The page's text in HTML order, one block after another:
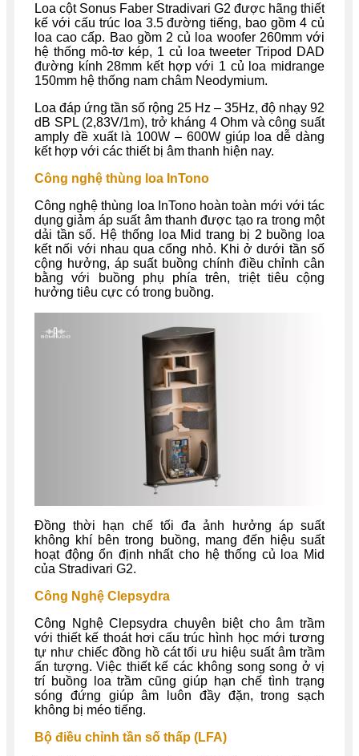
Loa cột Sonus Faber Stradivari G2 được hãng thiết
kế với cấu trúc loa 3.5 đường tiếng, bao gồm 4 củ
loa cao cấp. Bao gồm 2 củ loa woofer 260mm với
hệ thống mô-tơ kép, 1 củ loa tweeter Tripod DAD
đường kính 28mm kết hợp với 1 củ loa midrange
150mm hệ thống nam châm Neodymium.
Loa đáp ứng tần số rộng 25 Hz – 35Hz, độ nhạy 92
dB SPL (2,83V/1m), trở kháng 4 Ohm và công suất
amply đề xuất là 100W – 600W giúp loa dễ dàng
kết hợp với các thiết bị âm thanh hiện nay.
Công nghệ thùng loa InTono
Công nghệ thùng loa InTono hoàn toàn mới với tác
dụng giảm áp suất âm thanh được tạo ra trong một
dải tần số. Hệ thống loa Mid trang bị 2 buồng loa
kết nối với nhau qua cổng nhỏ. Khi ở dưới tần số
cộng hưởng, áp suất buồng chính điều chỉnh cân
bằng với buồng phụ phía trên, triệt tiêu cộng
hưởng tiêu cực có trong buồng.
Đồng thời hạn chế tối đa ảnh hưởng áp suất
không khí bên trong buồng, mang đến hiệu suất
hoạt động ổn định nhất cho hệ thống củ loa Mid
của Stradivari G2.
Công Nghệ Clepsydra
Công Nghệ Clepsydra chuyên biệt cho âm trầm
với thiết kế thoát hơi cấu trúc hình học mới tương
tự như chiếc đồng hồ cát tối ưu hiệu suất âm trầm
ấn tượng. Việc thiết kế các không song song ở vị
trí buồng loa trầm cũng giúp hạn chế tình trạng
sóng đứng giúp âm luôn đầy đặn, trong sạch
không bị méo tiếng.
Bộ điều chỉnh tần số thấp (LFA)